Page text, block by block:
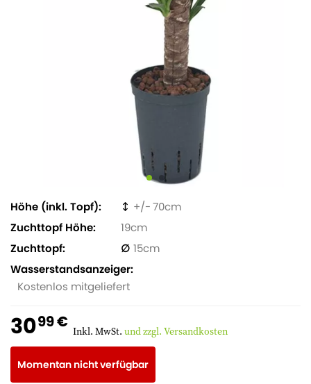
Höhe (inkl. Topf)
70
Zuchttopf Höhe
19
Zuchttopf
15
Wasserstandsanzeiger
Kostenlos mitgeliefert
3099 € Inkl. MwSt. und zzgl. Versandkosten
Momentan nicht verfügbar